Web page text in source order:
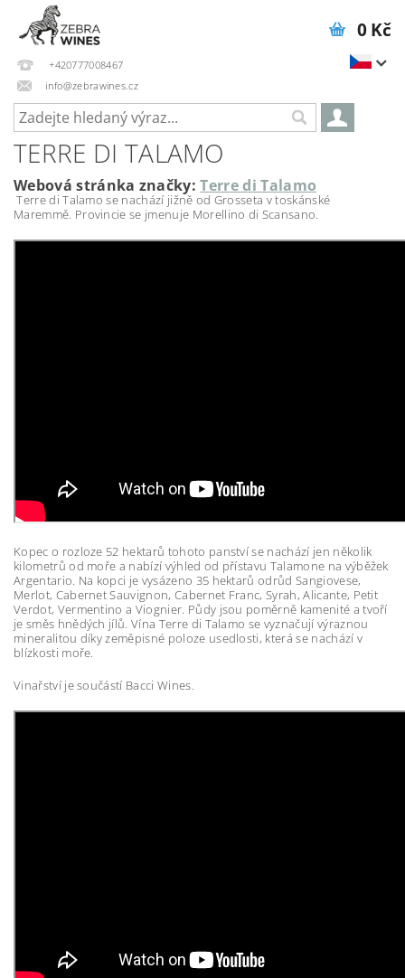
+420777008467
info@zebrawines.cz
0 Kč
TERRE DI TALAMO
Webová stránka značky:Terre di Talamo
Terre di Talamo se nachází jižně od Grosseta v toskánské
Maremmě. Provincie se jmenuje Morellino di Scansano.
Kopec o rozloze 52 hektarů tohoto panství se nachází jen několik
kilometrů od moře a nabízí výhled od přístavu Talamone na výběžek
Argentario. Na kopci je vysázeno 35 hektarů odrůd Sangiovese,
Merlot, Cabernet Sauvignon, Cabernet Franc, Syrah, Alicante, Petit
Verdot, Vermentino a Viognier. Půdy jsou poměrně kamenité a tvoří
je směs hnědých jílů. Vína Terre di Talamo se vyznačují výraznou
mineralitou díky zeměpisné poloze usedlosti, která se nachází v
blízkosti moře.
Vinařství je součástí Bacci Wines.